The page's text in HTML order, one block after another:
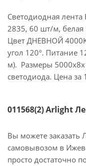
Светодиодная лента
2835, 60 шт/м,
Цвет ДНЕВНОЙ
угол 120°. Питание
м). Размеры
светодиода. Цена за
011568(2) Arlight
Вы можете заказать
самовывозом в
просто достаточно